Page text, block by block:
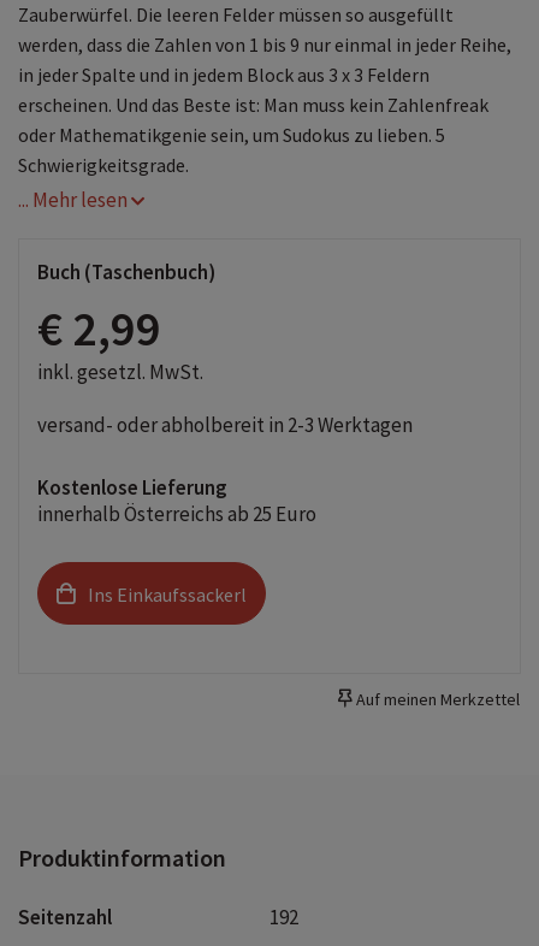
Zauberwürfel. Die leeren Felder müssen so ausgefüllt
werden, dass die Zahlen von 1 bis 9 nur einmal in jeder Reihe,
in jeder Spalte und in jedem Block aus 3 x 3 Feldern
erscheinen. Und das Beste ist: Man muss kein Zahlenfreak
oder Mathematikgenie sein, um Sudokus zu lieben. 5
Schwierigkeitsgrade.
... Mehr lesen
Buch (Taschenbuch)
€ 2,99
inkl. gesetzl. MwSt.
versand- oder abholbereit in 2-3 Werktagen
Kostenlose Lieferung
innerhalb Österreichs ab 25 Euro
Ins Einkaufssackerl
Auf meinen Merkzettel
Produktinformation
Seitenzahl
192